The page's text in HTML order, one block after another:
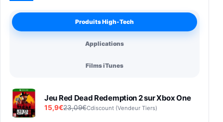
Produits High-Tech
Applications
Films iTunes
Jeu Red Dead Redemption 2 sur Xbox One
15,9€23,09€Cdiscount (Vendeur Tiers)